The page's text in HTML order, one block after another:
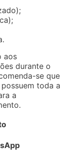
aos
durante o
se que
toda a
a